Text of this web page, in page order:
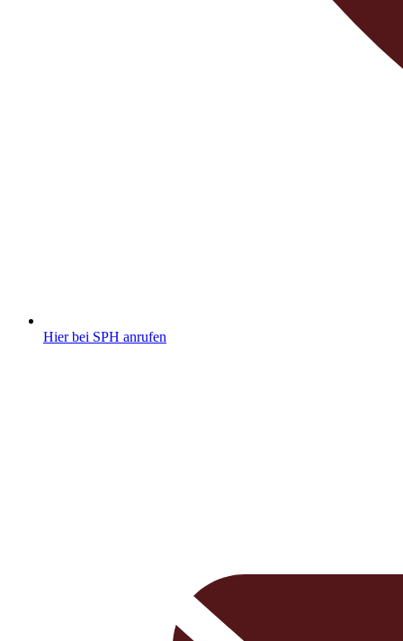
Hier bei SPH anrufen